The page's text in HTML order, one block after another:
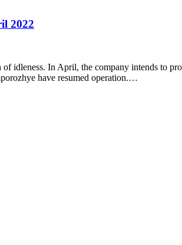
2022
idleness. In April, the company intends to
have resumed operation.…